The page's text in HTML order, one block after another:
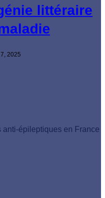
littéraire
2025